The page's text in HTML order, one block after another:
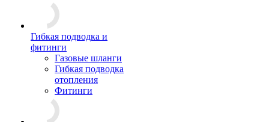
Гибкая подводка и
фитинги
Газовые шланги
Гибкая подводка
отопления
Фитинги